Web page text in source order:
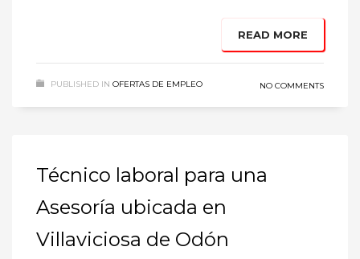
READ MORE
PUBLISHED IN OFERTAS DE EMPLEO NO COMMENTS
Técnico laboral para una
Asesoría ubicada en
Villaviciosa de Odón